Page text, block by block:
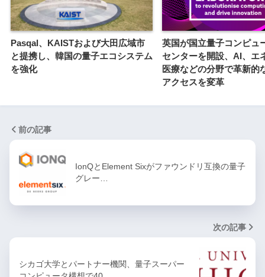
Pasqal、KAISTおよび大田広域市
と提携し、韓国の量子エコシステム
を強化
英国が国立量子コンピュ
センターを開設、AI、エ
医療などの分野で革新的
アクセスを変革
前の記事
IonQとElement Sixがファウンドリ互換の量子
グレー…
次の記事
シカゴ大学とパートナー機関、量子スーパー